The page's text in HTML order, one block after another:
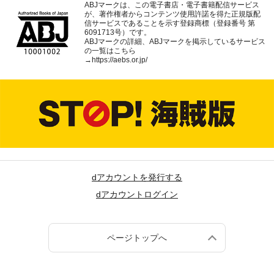
ABJマークは、この電子書店・電子書籍配信サービス
が、著作権者からコンテンツ使用許諾を得た正規版配
信サービスであることを示す登録商標（登録番号 第
6091713号）です。
ABJマークの詳細、ABJマークを掲示しているサービス
の一覧はこちら
→ https://aebs.or.jp/
dアカウントを発行する
dアカウントログイン
ページトップへ